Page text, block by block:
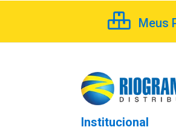
Meus
Institucional